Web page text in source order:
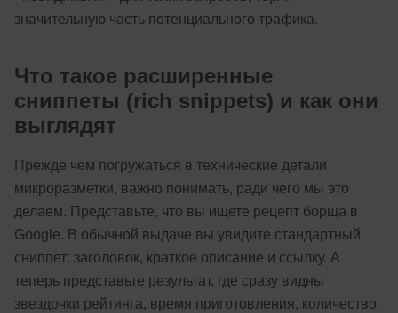
значительную часть потенциального трафика.
Что такое расширенные
сниппеты (rich snippets) и как они
выглядят
Прежде чем погружаться в технические детали
микроразметки, важно понимать, ради чего мы это
делаем. Представьте, что вы ищете рецепт борща в
Google. В обычной выдаче вы увидите стандартный
сниппет: заголовок, краткое описание и ссылку. А
теперь представьте результат, где сразу видны
звездочки рейтинга, время приготовления, количество